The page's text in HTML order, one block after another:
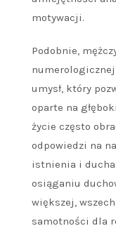
motywacji.
Podobnie,
umysł, który
oparte na
życie często
odpowiedzi na
istnienia i
osiąganiu
większej,
samotności dla